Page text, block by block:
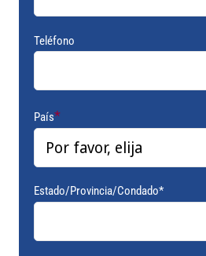
Teléfono
País*
Estado/Provincia/Condado*